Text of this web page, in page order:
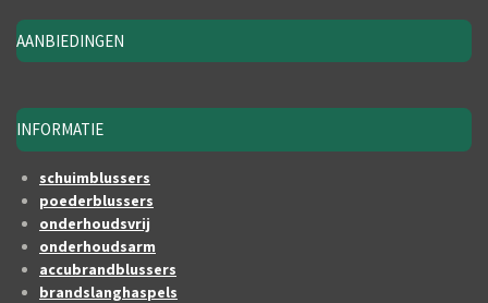
AANBIEDINGEN
INFORMATIE
schuimblussers
poederblussers
onderhoudsvrij
onderhoudsarm
accubrandblussers
brandslanghaspels